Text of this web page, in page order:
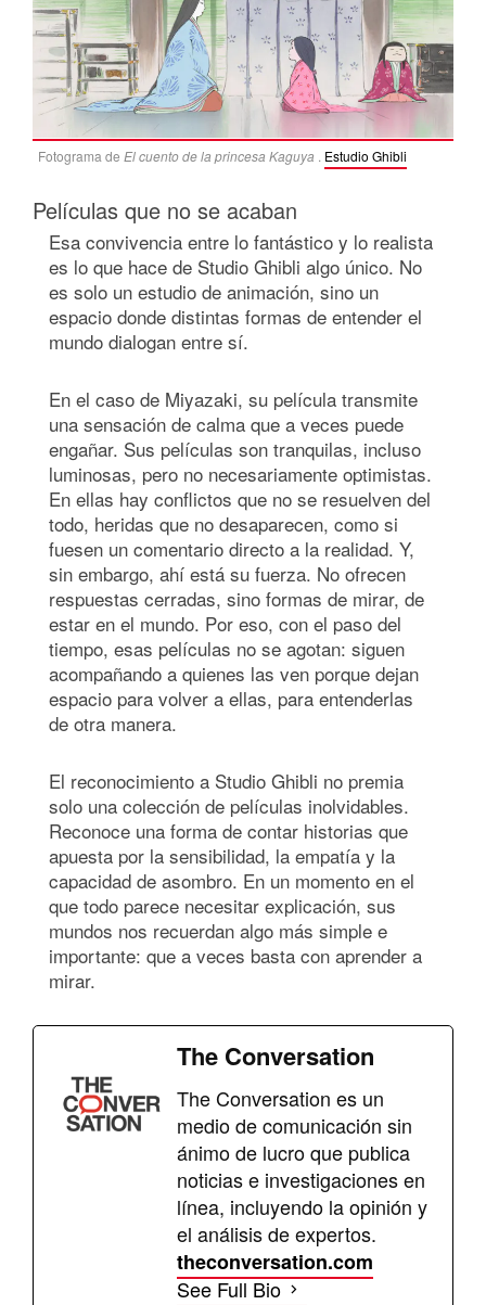
Fotograma de El cuento de la princesa Kaguya . Estudio Ghibli
Películas que no se acaban
Esa convivencia entre lo fantástico y lo realista
es lo que hace de Studio Ghibli algo único. No
es solo un estudio de animación, sino un
espacio donde distintas formas de entender el
mundo dialogan entre sí.
En el caso de Miyazaki, su película transmite
una sensación de calma que a veces puede
engañar. Sus películas son tranquilas, incluso
luminosas, pero no necesariamente optimistas.
En ellas hay conflictos que no se resuelven del
todo, heridas que no desaparecen, como si
fuesen un comentario directo a la realidad. Y,
sin embargo, ahí está su fuerza. No ofrecen
respuestas cerradas, sino formas de mirar, de
estar en el mundo. Por eso, con el paso del
tiempo, esas películas no se agotan: siguen
acompañando a quienes las ven porque dejan
espacio para volver a ellas, para entenderlas
de otra manera.
El reconocimiento a Studio Ghibli no premia
solo una colección de películas inolvidables.
Reconoce una forma de contar historias que
apuesta por la sensibilidad, la empatía y la
capacidad de asombro. En un momento en el
que todo parece necesitar explicación, sus
mundos nos recuerdan algo más simple e
importante: que a veces basta con aprender a
mirar.
The Conversation
The Conversation es un
medio de comunicación sin
ánimo de lucro que publica
noticias e investigaciones en
línea, incluyendo la opinión y
el análisis de expertos.
theconversation.com
See Full Bio